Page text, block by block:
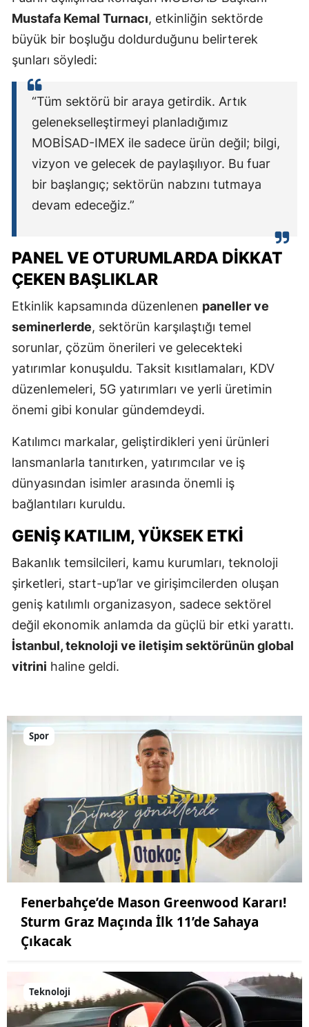
Mustafa Kemal Turnacı, etkinliğin sektörde
büyük bir boşluğu doldurduğunu belirterek
şunları söyledi:
“Tüm sektörü bir araya getirdik. Artık
gelenekselleştirmeyi planladığımız
MOBİSAD-IMEX ile sadece ürün değil; bilgi,
vizyon ve gelecek de paylaşılıyor. Bu fuar
bir başlangıç; sektörün nabzını tutmaya
devam edeceğiz.”
PANEL VE OTURUMLARDA DIKKAT
ÇEKEN BAŞLIKLAR
Etkinlik kapsamında düzenlenen paneller ve
seminerlerde, sektörün karşılaştığı temel
sorunlar, çözüm önerileri ve gelecekteki
yatırımlar konuşuldu. Taksit kısıtlamaları, KDV
düzenlemeleri, 5G yatırımları ve yerli üretimin
önemi gibi konular gündemdeydi.
Katılımcı markalar, geliştirdikleri yeni ürünleri
lansmanlarla tanıtırken, yatırımcılar ve iş
dünyasından isimler arasında önemli iş
bağlantıları kuruldu.
GENIŞ KATILIM, YÜKSEK ETKI
Bakanlık temsilcileri, kamu kurumları, teknoloji
şirketleri, start-up’lar ve girişimcilerden oluşan
geniş katılımlı organizasyon, sadece sektörel
değil ekonomik anlamda da güçlü bir etki yarattı.
İstanbul, teknoloji ve iletişim sektörünün global
vitrini haline geldi.
Spor
Fenerbahçe’de Mason Greenwood Kararı!
Sturm Graz Maçında İlk 11’de Sahaya
Çıkacak
Teknoloji